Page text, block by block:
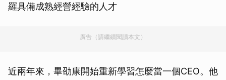
羅具備成熟經營經驗的人才
廣告（請繼續閱讀本文）
近兩年來，畢劭康開始重新學習怎麼當一個CEO。他